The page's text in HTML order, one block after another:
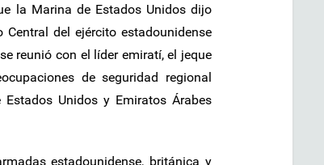
la Marina de Estados Unidos dijo
del ejército estadounidense
reunió con el líder emiratí, el jeque
de seguridad regional
Unidos y Emiratos Árabes
estadounidense, británica y